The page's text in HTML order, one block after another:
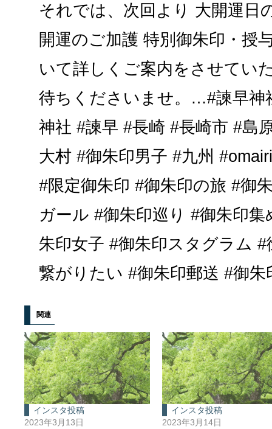
それでは、次回より 大開運日
開運のご加護 特別御朱印・授
いて詳しくご案内をさせてい
待ちくださいませ。…#諫早神
神社 #諫早 #長崎 #長崎市 #島
大村 #御朱印男子 #九州
#限定御朱印 #御朱印の旅 #御
ガール #御朱印巡り #御朱印
朱印女子 #御朱印スタグラム
繋がりたい #御朱印郵送 #御朱
関連
インスタ投稿
2023年3月13日
インスタ投稿
2023年3月14日